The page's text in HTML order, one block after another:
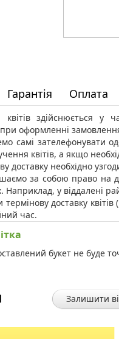
Гарантія Оплата
квітів здійснюється у
оформленні
самі зателефонувати
квітів, а якщо
доставку необхідно
за собою право на
Наприклад, у віддалені
термінову доставку
час.
букет не буде
Залишити